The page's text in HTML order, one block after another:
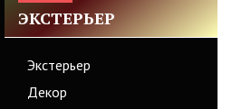
ЭКСТЕРЬЕР
Экстерьер
Декор